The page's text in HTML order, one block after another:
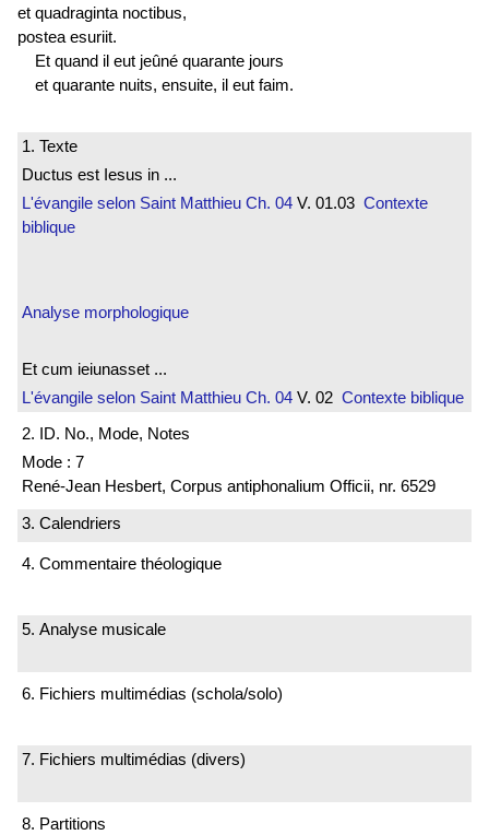
et quadraginta noctibus,
postea esuriit.
Et quand il eut jeûné quarante jours
et quarante nuits, ensuite, il eut faim.
1. Texte
Ductus est Iesus in ...
L'évangile selon Saint Matthieu Ch. 04 V. 01.03 Contexte
biblique
Analyse morphologique
Et cum ieiunasset ...
L'évangile selon Saint Matthieu Ch. 04 V. 02 Contexte biblique
2. ID. No., Mode, Notes
Mode : 7
René-Jean Hesbert, Corpus antiphonalium Officii, nr. 6529
3. Calendriers
4. Commentaire théologique
5. Analyse musicale
6. Fichiers multimédias (schola/solo)
7. Fichiers multimédias (divers)
8. Partitions